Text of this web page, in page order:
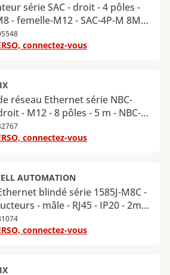
série SAC - droit - 4 pôles -
- femelle-M12 - SAC-4P-M 8MS-
connectez-vous
réseau Ethernet série NBC-
- M12 - 8 pôles - 5 m - NBC-
5,0-94F/R4AC
connectez-vous
AUTOMATION
blindé série 1585J-M8C -
- mâle - RJ45 - IP20 - 2m -
2
connectez-vous